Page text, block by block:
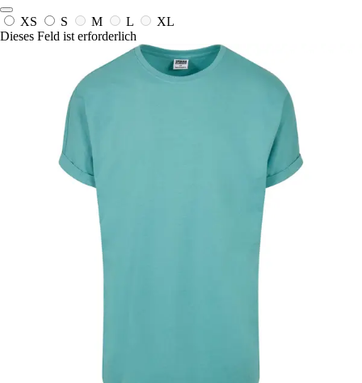
XS S M L
XL
Dieses Feld ist erforderlich